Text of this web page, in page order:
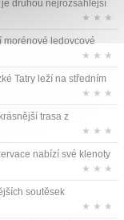
druhou nejrozsáhlejší
★ ★ ★
morénové ledovcové
★ ★ ★
Tatry leží na středním
★ ★ ★
trasa z
★ ★ ★
nabízí své klenoty
★ ★ ★
soutěsek
★ ★ ★